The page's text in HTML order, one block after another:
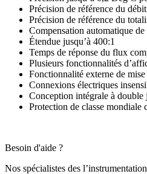
Précision de référence du
Précision de référence du
Compensation automatique
Étendue jusqu’à 400:1
Temps de réponse du flux
Plusieurs fonctionnalités
Fonctionnalité externe de
Connexions électriques
Conception intégrale à
Protection de classe mondiale
Besoin d'aide ?
Nos spécialistes des